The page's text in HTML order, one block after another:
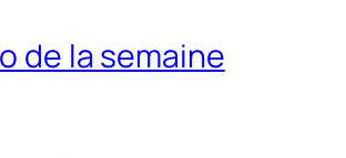
de la semaine